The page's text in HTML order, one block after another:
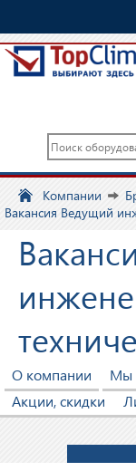
Компании
Вакансия Ведущий
О компании Мы
Акции, скидки